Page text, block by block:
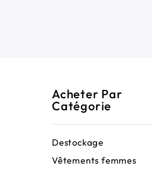
Acheter Par
Catégorie
Destockage
Vêtements femmes